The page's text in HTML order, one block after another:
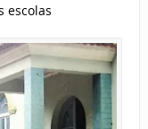
escolas